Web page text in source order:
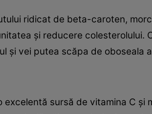
ridicat de beta-caroten,
şi reducere colesterolului.
şi vei putea scăpa de oboseala
excelentă sursă de vitamina C şi